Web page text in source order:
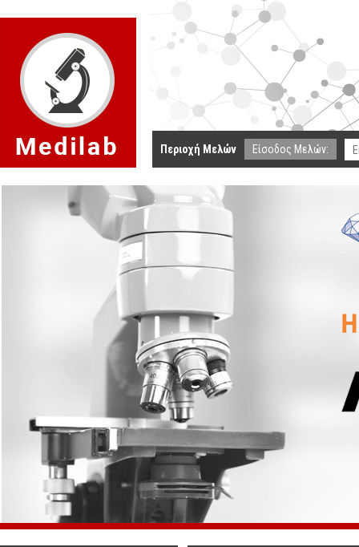
Περιοχή Μελών Είσοδος Μελών: